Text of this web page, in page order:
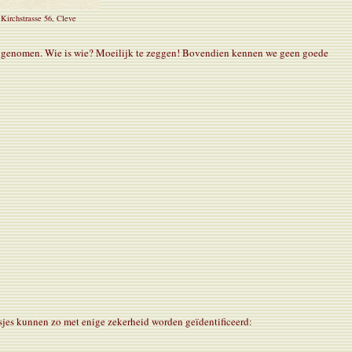
56, Cleve
Wie is wie? Moeilijk te zeggen! Bovendien kennen we geen goede
kunnen zo met enige zekerheid worden geïdentificeerd: